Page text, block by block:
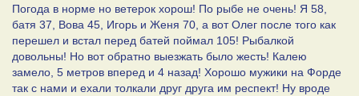
Погода в норме но ветерок хорош! По рыбе не очень! Я 58,
батя 37, Вова 45, Игорь и Женя 70, а вот Олег после того как
перешел и встал перед батей поймал 105! Рыбалкой
довольны! Но вот обратно выезжать было жесть! Калею
замело, 5 метров вперед и 4 назад! Хорошо мужики на Форде
так с нами и ехали толкали друг друга им респект! Ну вроде